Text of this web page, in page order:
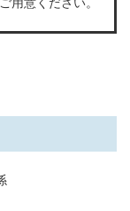
用意ください。